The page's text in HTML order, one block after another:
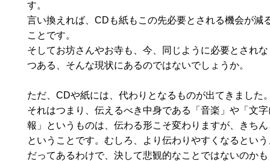
す。
言い換えれば、CDも紙もこの先必要とされる機会が減
ことです。
そしてお坊さんやお寺も、今、同じように必要とされ
つある、そんな現状にあるのではないでしょうか。
ただ、CDや紙には、代わりとなるものが出てきました
それはつまり、伝えるべき中身である「音楽」や「文
報」というものは、伝わる形こそ変わりますが、きち
ということです。むしろ、より伝わりやすくなるとい
だってあるわけで、決して悲観的なことではないのか